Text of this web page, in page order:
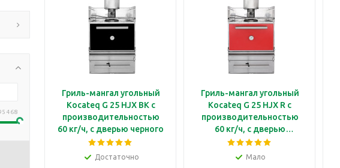
468
Гриль-мангал угольный
Kocateq G 25 HJX BK с
производительностью
60 кг/ч, с дверью черного
цвета, с полкой для
подогрева
Достаточно
Гриль-мангал угольный
Kocateq G 25 HJX R с
производительностью
60 кг/ч, с дверью
красного цвета, с полкой
для подогрева
Мало